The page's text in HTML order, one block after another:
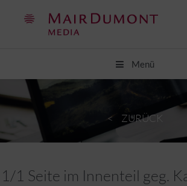
Menü
ZURÜCK
1/1 Seite im Innenteil geg.